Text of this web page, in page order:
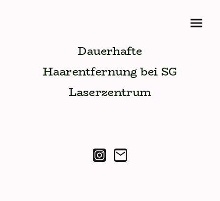
Dauerhafte
Haarentfernung bei SG
Laserzentrum